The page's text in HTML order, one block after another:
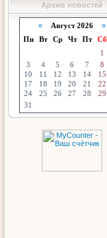
Архив новостей
«Август 2026 »
Пн
Вт Ср Чт Пт Сб
1
3
4 5 6 7 8
10
11 12 13 14 15
17
18 19 20 21 22
24
25 26 27 28 29
31